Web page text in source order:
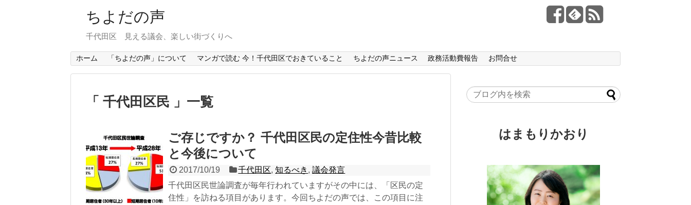
ちよだの声
千代田区 見える議会、楽しい街づくりへ
ホーム 「ちよだの声」について マンガで読む 今！千代田区でおきていること ちよだの声ニュース 政務活動費報告 お問合せ
千代田区民 一覧
ご存じですか？ 千代田区民の定住性今昔比較
と今後について
2017/10/19 千代田区,知るべき ,議会発言
千代田区民世論調査が毎年行われていますがその中には、「区民の定
住性」を訪ねる項目があります。今回ちよだの声では、この項目に注
はまもりかおり